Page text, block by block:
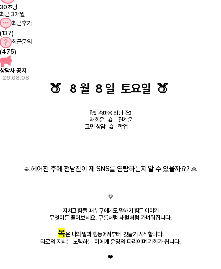
30초당
최근 3개월
최근후기
(137)
최근문의
(475)
상담사 공지
26.08.08
🍑 8 월 8 일 토요일 🍑
🥰 속마음 리딩 🥰
재회운 🍒 관계운
고민 상담 🍒 학업
🙏 헤어진 후에 전남친이 제 SNS를 염탐하는지 알 수 있을까요? 🙏
🩷
지치고 힘들 때 누구에게도 말하기 힘든 이야기
무엇이든 풀어보세요. 구름처럼 새털처럼 가벼워집니다.
복은 나의 말과 행동에서부터 깃들기 시작합니다.
타로의 지혜는 노력하는 이에게 운명의 다리이며 기회가 됩니다.
❤️